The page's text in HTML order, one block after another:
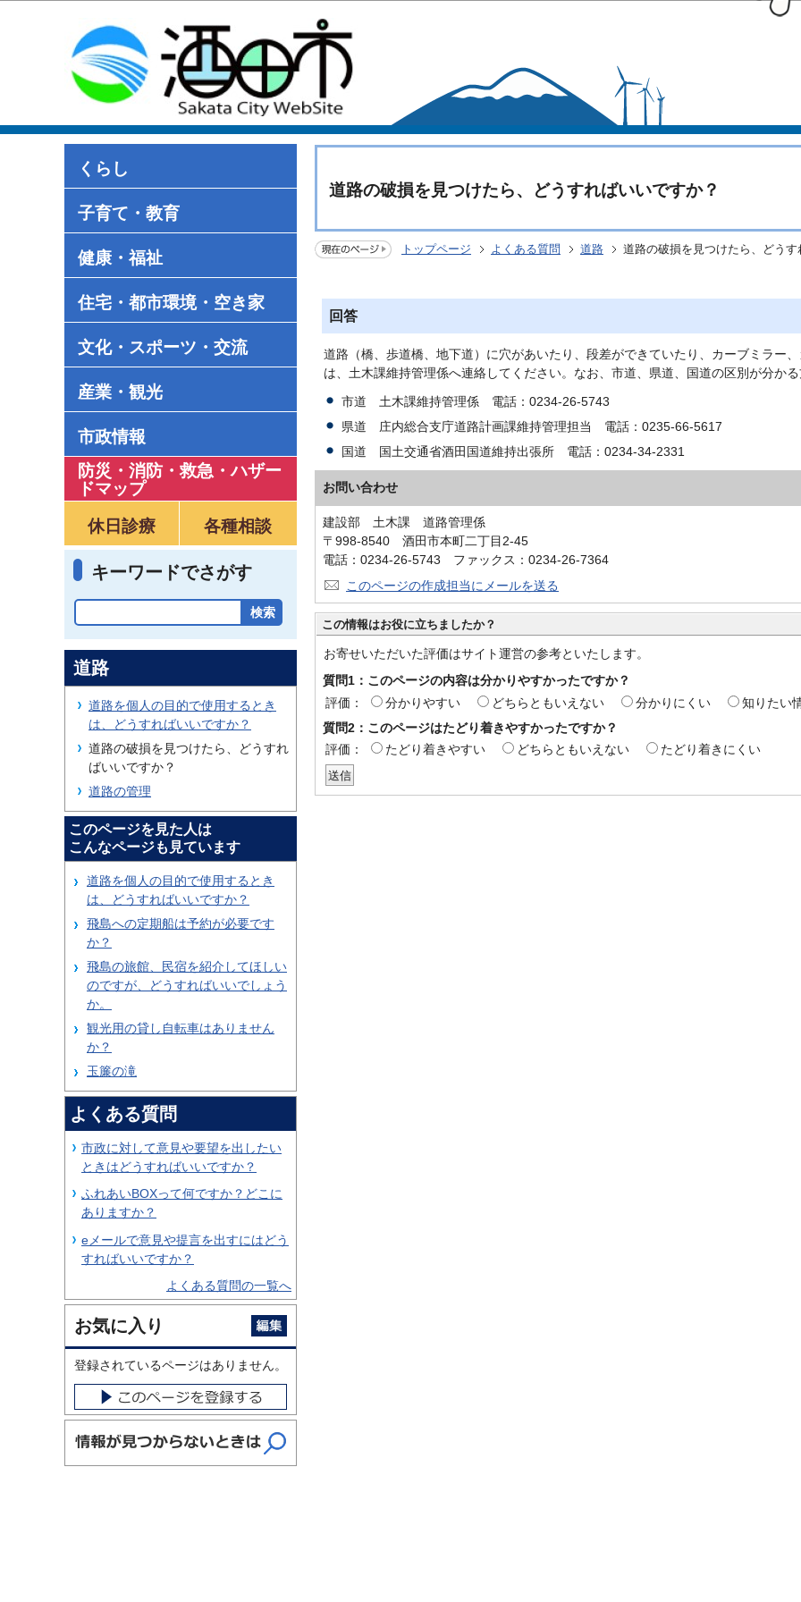
くらし
子育て・教育
健康・福祉
住宅・都市環境・空き家
文化・スポーツ・交流
産業・観光
市政情報
防災・消防・救急 ・ハザー
ドマップ
休日診療
各種相談
キーワードでさがす
道路の破損を見つけたら、どうすればいいですか？
トップページ よくある質問 道路 道路の破損を見つけたら、どうす
回答
道路（橋、歩道橋、地下道）に穴があいたり、段差ができていたり、カーブミラー
は、土木課維持管理係へ連絡してください。なお、市道、県道、国道の区別が分か
市道 土木課維持管理係 電話：0234-26-5743
県道 庄内総合支庁道路計画課維持管理担当 電話：0235-66-5617
国道 国土交通省酒田国道維持出張所 電話：0234-34-2331
お問い合わせ
建設部 土木課 道路管理係
〒998-8540 酒田市本町二丁目2-45
電話：0234-26-5743 ファックス：0234-26-7364
このページの作成担当にメールを送る
この情報はお役に立ちましたか？
お寄せいただいた評価はサイト運営の参考といたします。
質問1：このページの内容は分かりやすかったですか？
評価：
分かりやすい どちらともいえない 分かりにくい
知りたい
質問2：このページはたどり着きやすかったですか？
評価：
たどり着きやすい どちらともいえない たどり着きにくい
道路
道路を個人の目的で使用するとき
は、どうすればいいですか？
道路の破損を見つけたら、どうすれ
ばいいですか？
道路の管理
このページを見た人は
こんなページも見ています
道路を個人の目的で使用するとき
は、どうすればいいですか？
飛島への定期船は予約が必要です
か？
飛島の旅館、民宿を紹介してほしい
のですが、どうすればいいでしょう
か。
観光用の貸し自転車はありません
か？
玉簾の滝
よくある質問
市政に対して意見や要望を出したい
ときはどうすればいいですか？
ふれあいBOXって何ですか？どこに
ありますか？
eメールで意見や提言を出すにはどう
すればいいですか？
よくある質問の一覧へ
お気に入り
登録されているページはありません。